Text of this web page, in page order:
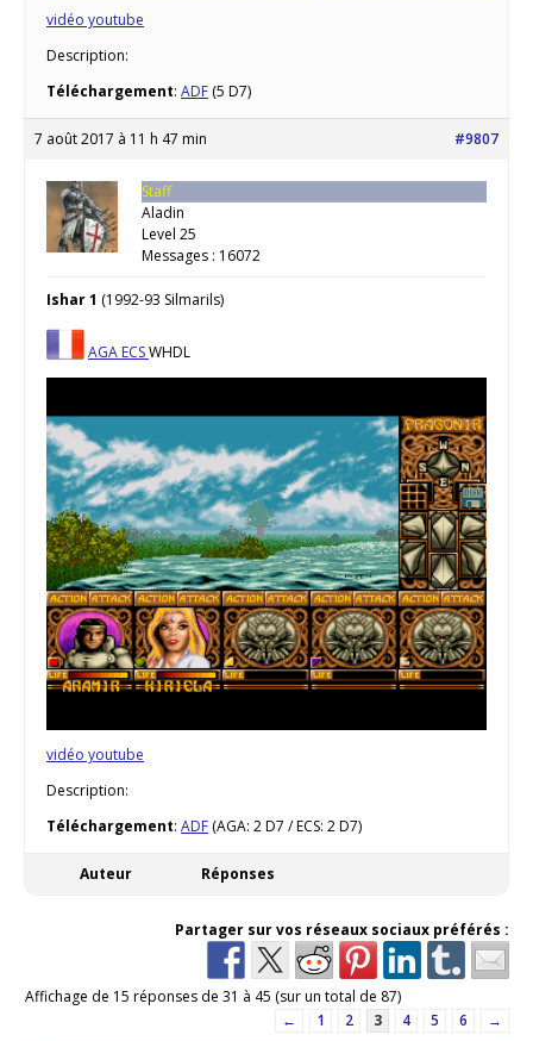
vidéo youtube
Description:
Téléchargement: ADF (5 D7)
7 août 2017 à 11 h 47 min #9807
Staff
Aladin
Level 25
Messages : 16072
Ishar 1 (1992-93 Silmarils)
AGA ECSWHDL
vidéo youtube
Description:
Téléchargement: ADF (AGA: 2 D7 / ECS: 2 D7)
Auteur Réponses
Partager sur vos réseaux sociaux préférés :
Affichage de 15 réponses de 31 à 45 (sur un total de 87)
←
1 2 3 4 5 6 →